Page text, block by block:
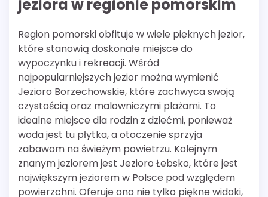
jeziora w regionie pomorskim
Region pomorski obfituje w wiele pięknych jezior,
które stanowią doskonałe miejsce do
wypoczynku i rekreacji. Wśród
najpopularniejszych jezior można wymienić
Jezioro Borzechowskie, które zachwyca swoją
czystością oraz malowniczymi plażami. To
idealne miejsce dla rodzin z dziećmi, ponieważ
woda jest tu płytka, a otoczenie sprzyja
zabawom na świeżym powietrzu. Kolejnym
znanym jeziorem jest Jezioro Łebsko, które jest
największym jeziorem w Polsce pod względem
powierzchni. Oferuje ono nie tylko piękne widoki,